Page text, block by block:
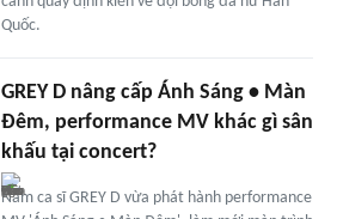
Quốc.
GREY D nâng cấp Ánh Sáng • Màn
Đêm, performance MV khác gì sân
khấu tại concert?
Nam ca sĩ GREY D vừa phát hành performance